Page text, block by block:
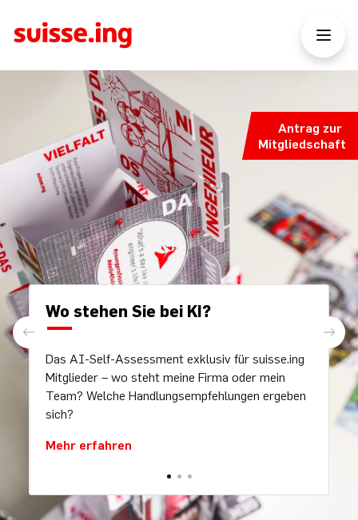
Wo stehen Sie bei KI?
Das AI-Self-Assessment exklusiv für suisse.ing
Mitglieder – wo steht meine Firma oder mein
Team? Welche Handlungsempfehlungen ergeben
sich?
Mehr erfahren
Antrag zur
Mitgliedschaft